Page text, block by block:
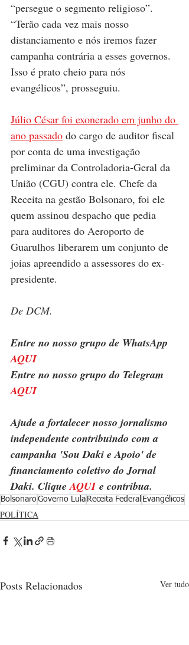
“persegue o segmento religioso”.
“Terão cada vez mais nosso
distanciamento e nós iremos fazer
campanha contrária a esses governos.
Isso é prato cheio para nós
evangélicos”, prosseguiu.
Júlio César foi exonerado em junho do
ano passado do cargo de auditor fiscal
por conta de uma investigação
preliminar da Controladoria-Geral da
União (CGU) contra ele. Chefe da
Receita na gestão Bolsonaro, foi ele
quem assinou despacho que pedia
para auditores do Aeroporto de
Guarulhos liberarem um conjunto de
joias apreendido a assessores do ex-
presidente.
De DCM.
Entre no nosso grupo de WhatsApp
AQUI
Entre no nosso grupo do Telegram
AQUI
Ajude a fortalecer nosso jornalismo
independente contribuindo com a
campanha 'Sou Daki e Apoio' de
financiamento coletivo do Jornal
Daki. Clique AQUI e contribua.
BolsonaroGoverno Lula Receita Federal Evangélicos
POLÍTICA
Posts Relacionados Ver tudo